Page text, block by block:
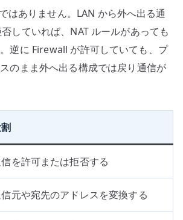
はありません。LAN から外へ出る通
していれば、NAT ルールがあっても
逆に Firewall が許可していても、プ
のまま外へ出る構成では戻り通信が
を許可または拒否する
元や宛先のアドレスを変換する